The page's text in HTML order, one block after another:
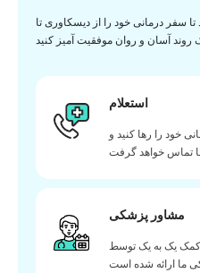
سفر درمانی خود را از دیسکاوری تا
استعلام
خود را رها کنید و
تماس خواهد گرفت
مشاور پزشکی
کمک یک به یک توسط
ما ارائه شده است